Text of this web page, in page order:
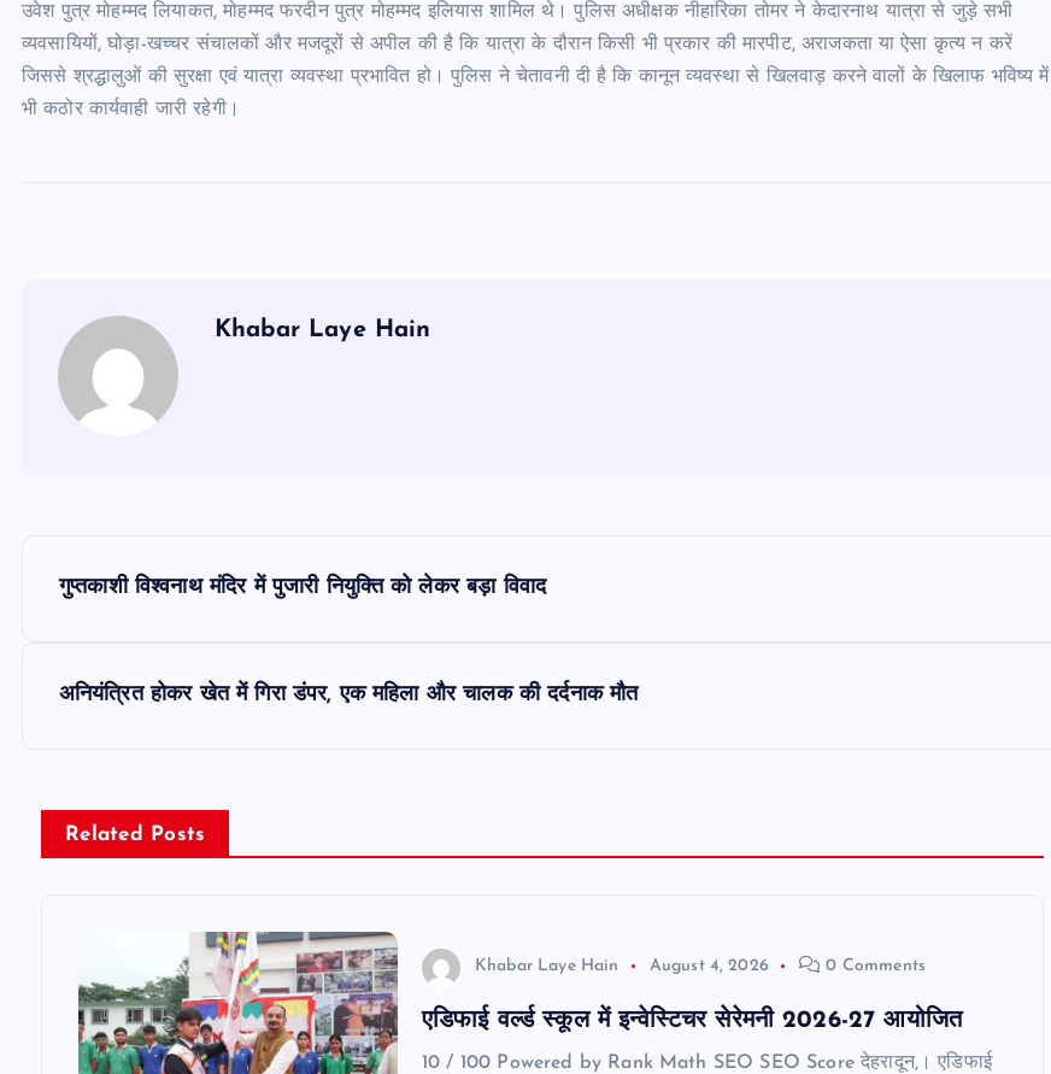
उवेश पुत्र मोहम्मद लियाकत, मोहम्मद फरदीन पुत्र मोहम्मद इलियास शामिल थे। पुलिस अधीक्षक नीहारिका तोमर ने केदारनाथ यात्रा से जुड़े सभी
व्यवसायियों, घोड़ा-खच्चर संचालकों और मजदूरों से अपील की है कि यात्रा के दौरान किसी भी प्रकार की मारपीट, अराजकता या ऐसा कृत्य न करें
जिससे श्रद्धालुओं की सुरक्षा एवं यात्रा व्यवस्था प्रभावित हो। पुलिस ने चेतावनी दी है कि कानून व्यवस्था से खिलवाड़ करने वालों के खिलाफ भविष्य में
भी कठोर कार्यवाही जारी रहेगी।
Khabar Laye Hain
गुप्तकाशी विश्वनाथ मंदिर में पुजारी नियुक्ति को लेकर बड़ा विवाद
अनियंत्रित होकर खेत में गिरा डंपर, एक महिला और चालक की दर्दनाक मौत
Related Posts
Khabar Laye Hain August 4, 2026 0 Comments
एडिफाई वर्ल्ड स्कूल में इन्वेस्टिचर सेरेमनी 2026-27 आयोजित
10 / 100 Powered by Rank Math SEO SEO Score देहरादून,। एडिफाई